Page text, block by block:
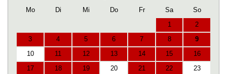
Mo
Di Mi Do Fr Sa
So
1
2
3
4 5 6 7 8
9
10
11 12 13 14 15
16
17
18 19 20 21 22
23